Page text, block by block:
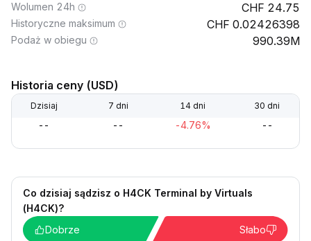
Wolumen 24h 24.75
Historyczne maksimum 0.02426398
Podaż w obiegu 990.39M
Historia ceny (USD)
Dzisiaj 7 dni 14 dni 30 dni
-- -- -4.76% --
Co dzisiaj sądzisz o H4CK Terminal by Virtuals
(H4CK)?
Dobrze
Słabo